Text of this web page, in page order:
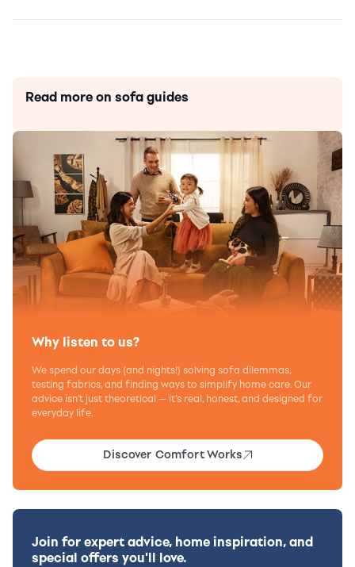
Read more on sofa guides
Why listen to us?
We spend our days (and nights!) solving sofa dilemmas,
testing fabrics, and finding ways to simplify home care. Our
advice isn’t just theoretical — it’s real, honest, and designed for
everyday life.
Discover Comfort Works
Join for expert advice, home inspiration, and
special offers you'll love.